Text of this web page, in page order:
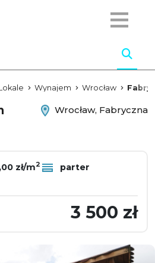
Wynajem Wrocław
Wrocław, Fabryczna
zł/m2
parter
3 500 zł